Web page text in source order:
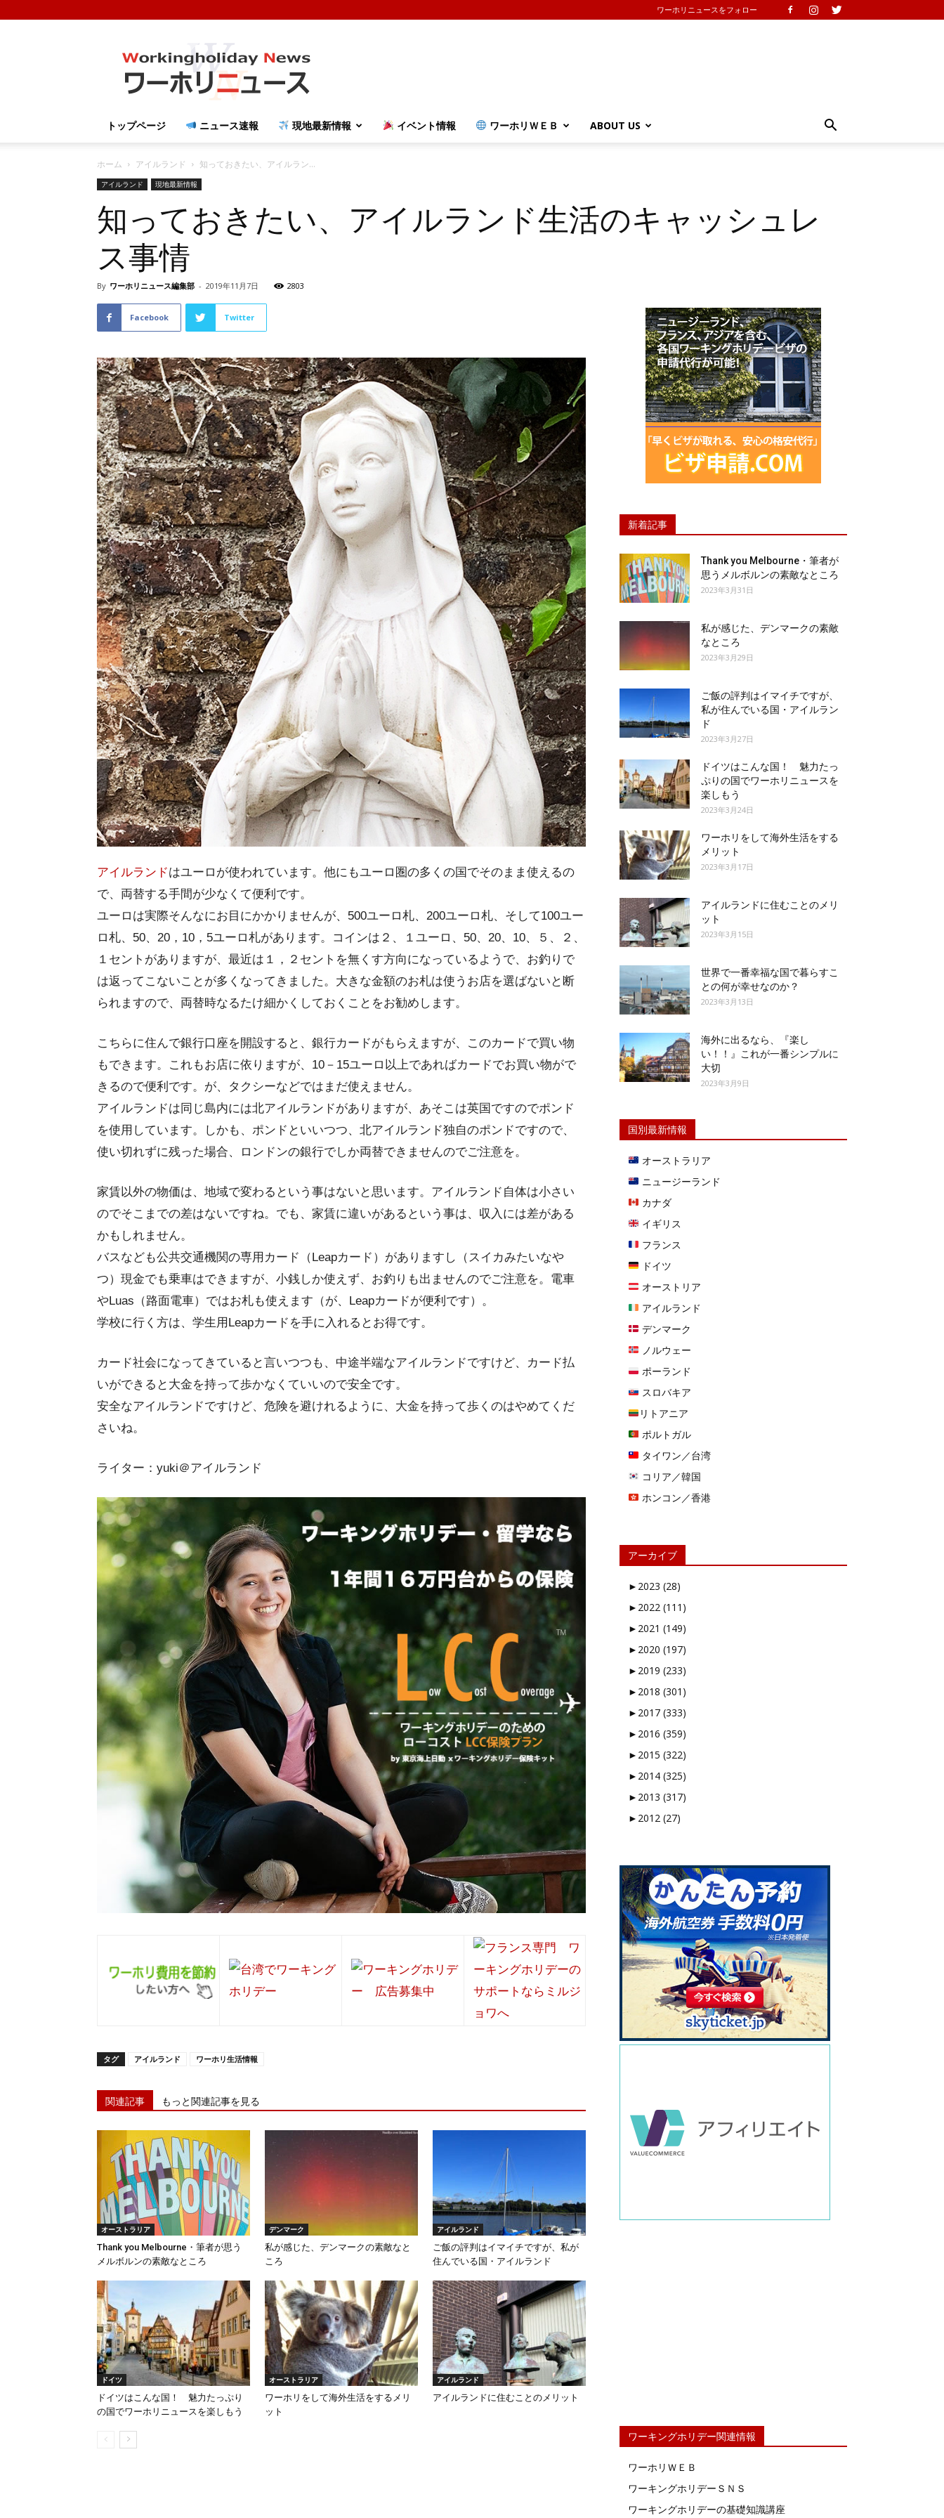
ワーホリニュースをフォロー
ー
ホ
リ
ュ
トップページ ニュース速報 現地最新情報 イベント情報 ワーホリＷＥＢ ABOUT US
ホーム アイルランド 知っておきたい、アイルラン...
アイルランド 現地最新情報
知っておきたい、アイルランド生活のキャッシュレ
ス事情
By ワーホリニュース編集部 - 2019年11月7日 2803
Facebook Twitter
アイルランドはユーロが使われています。他にもユーロ圏の多くの国でそのまま使えるの
で、両替する手間が少なくて便利です。
ユーロは実際そんなにお目にかかりませんが、500ユーロ札、200ユーロ札、そして100ユー
ロ札、50、20，10，5ユーロ札があります。コインは２、１ユーロ、50、20、10、５、２、
１セントがありますが、最近は１，２セントを無くす方向になっているようで、お釣りで
は返ってこないことが多くなってきました。大きな金額のお札は使うお店を選ばないと断
られますので、両替時なるたけ細かくしておくことをお勧めします。
こちらに住んで銀行口座を開設すると、銀行カードがもらえますが、このカードで買い物
もできます。これもお店に依りますが、10－15ユーロ以上であればカードでお買い物がで
きるので便利です。が、タクシーなどではまだ使えません。
アイルランドは同じ島内には北アイルランドがありますが、あそこは英国ですのでポンド
を使用しています。しかも、ポンドといいつつ、北アイルランド独自のポンドですので、
使い切れずに残った場合、ロンドンの銀行でしか両替できませんのでご注意を。
家賃以外の物価は、地域で変わるという事はないと思います。アイルランド自体は小さい
のでそこまでの差はないですね。でも、家賃に違いがあるという事は、収入には差がある
かもしれません。
バスなども公共交通機関の専用カード（Leapカード）がありますし（スイカみたいなや
つ）現金でも乗車はできますが、小銭しか使えず、お釣りも出ませんのでご注意を。電車
やLuas（路面電車）ではお札も使えます（が、Leapカードが便利です）。
学校に行く方は、学生用Leapカードを手に入れるとお得です。
カード社会になってきていると言いつつも、中途半端なアイルランドですけど、カード払
いができると大金を持って歩かなくていいので安全です。
安全なアイルランドですけど、危険を避けれるように、大金を持って歩くのはやめてくだ
さいね。
ライター：yuki＠アイルランド
タグ アイルランド ワーホリ生活情報
関連記事 もっと関連記事を見る
オーストラリア
Thank you Melbourne・筆者が思う
メルボルンの素敵なところ
デンマーク
私が感じた、デンマークの素敵なと
ころ
アイルランド
ご飯の評判はイマイチですが、私が
住んでいる国・アイルランド
ドイツ
ドイツはこんな国！ 魅力たっぷり
の国でワーホリニュースを楽しもう
オーストラリア
ワーホリをして海外生活をするメリ
ット
アイルランド
アイルランドに住むことのメリット
新着記事
Thank you Melbourne・筆者が
思うメルボルンの素敵なところ
2023年3月31日
私が感じた、デンマークの素敵
なところ
2023年3月29日
ご飯の評判はイマイチですが、
私が住んでいる国・アイルラン
ド
2023年3月27日
ドイツはこんな国！ 魅力たっ
ぷりの国でワーホリニュースを
楽しもう
2023年3月24日
ワーホリをして海外生活をする
メリット
2023年3月17日
アイルランドに住むことのメリ
ット
2023年3月15日
世界で一番幸福な国で暮らすこ
との何が幸せなのか？
2023年3月13日
海外に出るなら、『楽し
い！！』これが一番シンプルに
大切
2023年3月9日
国別最新情報
オーストラリア
ニュージーランド
カナダ
イギリス
フランス
ドイツ
オーストリア
アイルランド
デンマーク
ノルウェー
ポーランド
スロバキア
リトアニア
ポルトガル
タイワン／台湾
コリア／韓国
ホンコン／香港
アーカイブ
► 2023 (28)
► 2022 (111)
► 2021 (149)
► 2020 (197)
► 2019 (233)
► 2018 (301)
► 2017 (333)
► 2016 (359)
► 2015 (322)
► 2014 (325)
► 2013 (317)
► 2012 (27)
ワーキングホリデー関連情報
ワーホリＷＥＢ
ワーキングホリデーＳＮＳ
ワーキングホリデーの基礎知識講座